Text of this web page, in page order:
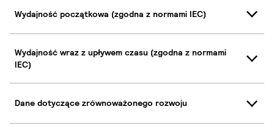
Wydajność początkowa (zgodna z normami IEC)
Wydajność wraz z upływem czasu (zgodna z normami
IEC)
Dane dotyczące zrównoważonego rozwoju